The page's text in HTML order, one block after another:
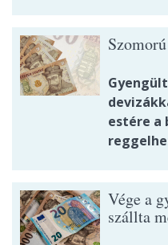
estére a
Vége a
szállta